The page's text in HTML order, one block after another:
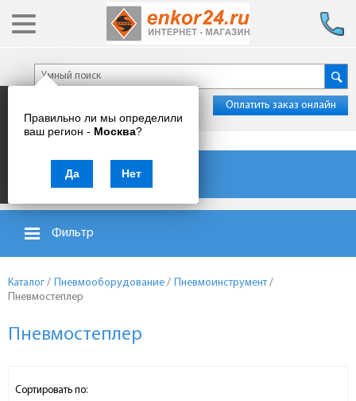
Правильно ли мы определили
ваш регион - Москва?
Да Нет
Оплатить заказ онлайн
Каталог товаров
Фильтр
Каталог / Пневмооборудование / Пневмоинструмент/
Пневмостеплер
Пневмостеплер
Сортировать по: